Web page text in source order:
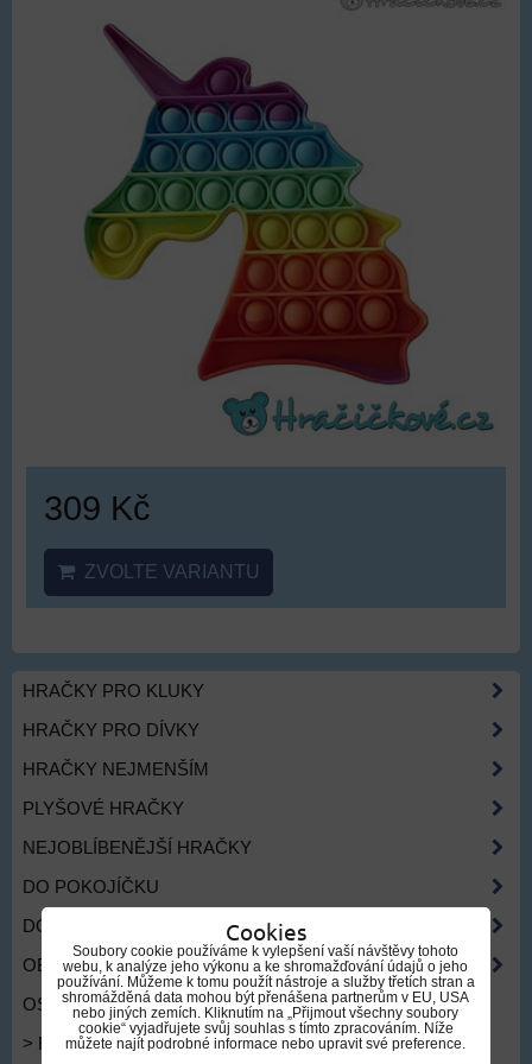
309 Kč
ZVOLTE VARIANTU
HRAČKY PRO KLUKY
HRAČKY PRO DÍVKY
HRAČKY NEJMENŠÍM
PLYŠOVÉ HRAČKY
NEJOBLÍBENĚJŠÍ HRAČKY
DO POKOJÍČKU
DO ŠKOLY, ŠKOLKY
OBLEČENÍ
OSLAVA NAROZENIN
> FIVE NIGHTS FREDDY'S
Cookies
Soubory cookie používáme k vylepšení vaší návštěvy tohoto
webu, k analýze jeho výkonu a ke shromažďování údajů o jeho
používání. Můžeme k tomu použít nástroje a služby třetích stran a
shromážděná data mohou být přenášena partnerům v EU, USA
nebo jiných zemích. Kliknutím na „Přijmout všechny soubory
cookie“ vyjadřujete svůj souhlas s tímto zpracováním. Níže
můžete najít podrobné informace nebo upravit své preference.